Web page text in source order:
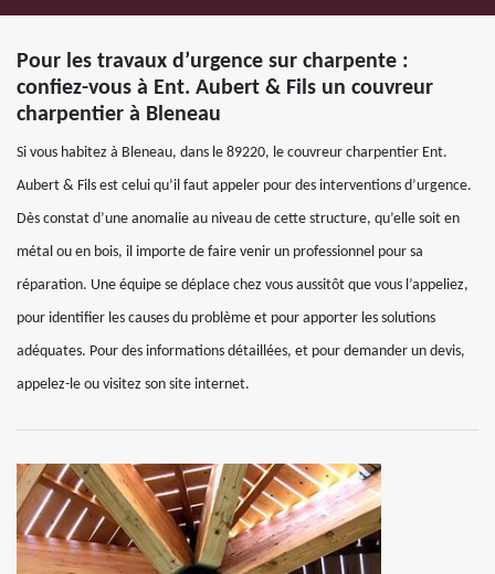
Pour les travaux d’urgence sur charpente :
confiez-vous à Ent. Aubert & Fils un couvreur
charpentier à Bleneau
Si vous habitez à Bleneau, dans le 89220, le couvreur charpentier Ent.
Aubert & Fils est celui qu’il faut appeler pour des interventions d’urgence.
Dès constat d’une anomalie au niveau de cette structure, qu’elle soit en
métal ou en bois, il importe de faire venir un professionnel pour sa
réparation. Une équipe se déplace chez vous aussitôt que vous l’appeliez,
pour identifier les causes du problème et pour apporter les solutions
adéquates. Pour des informations détaillées, et pour demander un devis,
appelez-le ou visitez son site internet.